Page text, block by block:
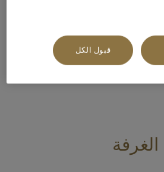
إطلالة على المحيط أو البحر
4 x
قبول الكل